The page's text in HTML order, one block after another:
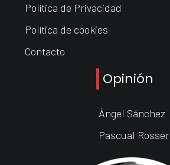
Política de Privacidad
Política de cookies
Contacto
Opinión
Ángel Sánchez
Pascual Rosser